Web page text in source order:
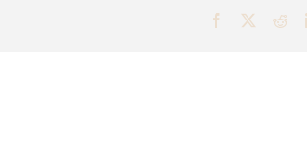
Facebook